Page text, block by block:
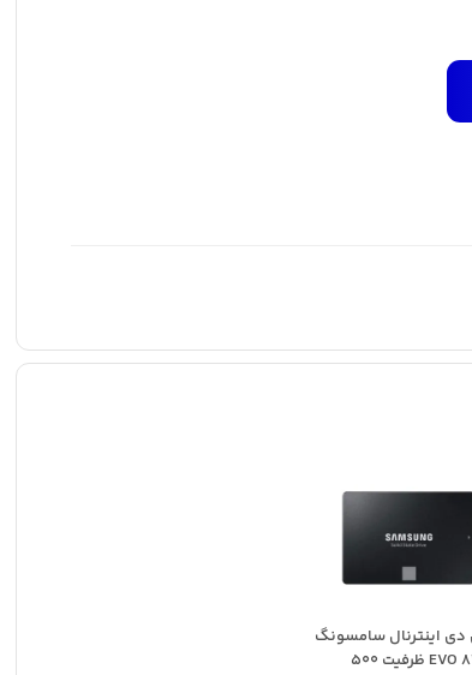
اینترنال سامسونگ
مدل 870 EVO ظرفیت 500